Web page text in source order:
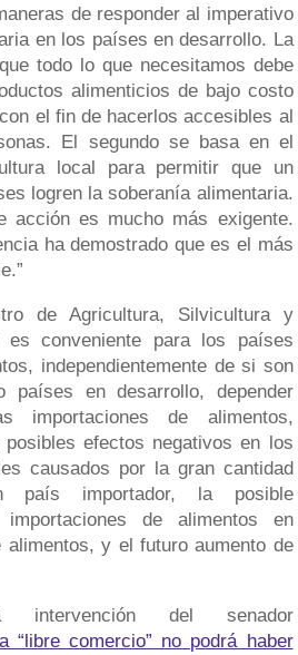
de responder al imperativo
en los países en desarrollo. La
todo lo que necesitamos debe
alimenticios de bajo costo
el fin de hacerlos accesibles al
El segundo se basa en el
local para permitir que un
logren la soberanía alimentaria.
acción es mucho más exigente.
ha demostrado que es el más
de Agricultura, Silvicultura y
es conveniente para los países
independientemente de si son
países en desarrollo, depender
importaciones de alimentos,
efectos negativos en los
causados por la gran cantidad
importador, la posible
de alimentos en
y el futuro aumento de
intervención del senador
“libre comercio” no podrá haber